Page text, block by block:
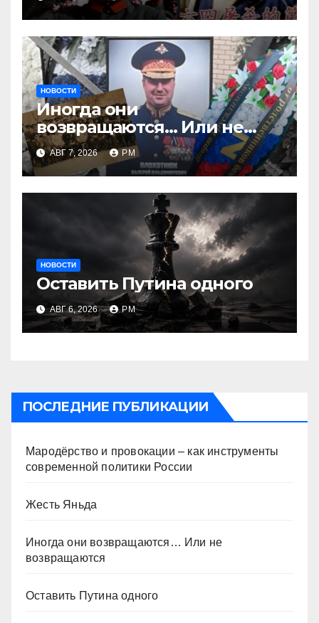
НОВОСТИ
Иногда они
возвращаются… Или не
возвращаются
АВГ 7, 2026 РМ
НОВОСТИ
Оставить Путина одного
АВГ 6, 2026 РМ
ПОСЛЕДНИЕ ПУБЛИКАЦИИ
Мародёрство и провокации – как инструменты
современной политики России
Жесть Яньда
Иногда они возвращаются… Или не
возвращаются
Оставить Путина одного